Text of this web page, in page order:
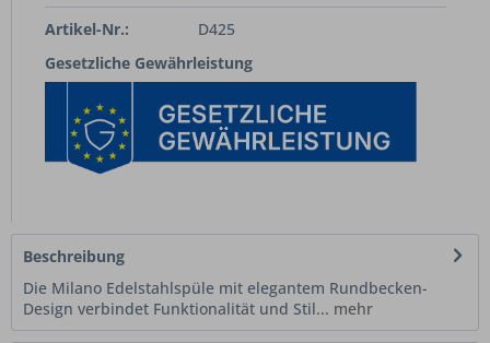
Artikel-Nr.:
D425
Gesetzliche Gewährleistung
Beschreibung
Die Milano Edelstahlspüle mit elegantem Rundbecken-
Design verbindet Funktionalität und Stil... mehr